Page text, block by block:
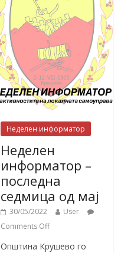
Неделен информатор
Неделен
информатор –
последна
седмица од мај
30/05/2022
User
Comments Off
Општина Крушево го